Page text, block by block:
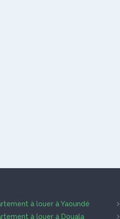
à louer à Yaoundé
à louer à Douala